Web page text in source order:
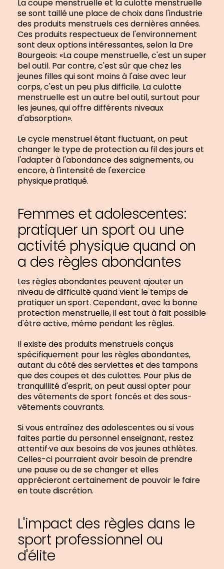
La coupe menstruelle et la culotte menstruelle
se sont taillé une place de choix dans l'industrie
des produits menstruels ces dernières années.
Ces produits respectueux de l'environnement
sont deux options intéressantes, selon la Dre
Bourgeois: «La coupe menstruelle, c'est un super
bel outil. Par contre, c'est sûr que chez les
jeunes filles qui sont moins à l'aise avec leur
corps, c'est un peu plus difficile. La culotte
menstruelle est un autre bel outil, surtout pour
les jeunes, qui offre différents niveaux
d'absorption».
Le cycle menstruel étant fluctuant, on peut
changer le type de protection au fil des jours et
l'adapter à l'abondance des saignements, ou
encore, à l'intensité de l'exercice
physique pratiqué.
Femmes et adolescentes:
pratiquer un sport ou une
activité physique quand on
a des règles abondantes
Les règles abondantes peuvent ajouter un
niveau de difficulté quand vient le temps de
pratiquer un sport. Cependant, avec la bonne
protection menstruelle, il est tout à fait possible
d'être active, même pendant les règles.
Il existe des produits menstruels conçus
spécifiquement pour les règles abondantes,
autant du côté des serviettes et des tampons
que des coupes et des culottes. Pour plus de
tranquillité d'esprit, on peut aussi opter pour
des vêtements de sport foncés et des sous-
vêtements couvrants.
Si vous entraînez des adolescentes ou si vous
faites partie du personnel enseignant, restez
attentif·ve aux besoins de vos jeunes athlètes.
Celles-ci pourraient avoir besoin de prendre
une pause ou de se changer et elles
apprécieront certainement de pouvoir le faire
en toute discrétion.
L'impact des règles dans le
sport professionnel ou
d'élite